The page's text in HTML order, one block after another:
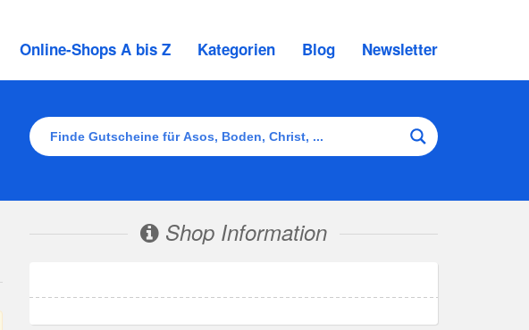
Online-Shops A bis Z Kategorien Blog Newsletter
Shop Information